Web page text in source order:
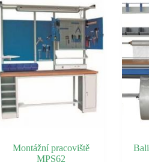
Montážní pracoviště
MPS62